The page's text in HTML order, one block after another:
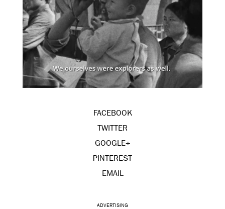
FACEBOOK
TWITTER
GOOGLE+
PINTEREST
EMAIL
ADVERTISING